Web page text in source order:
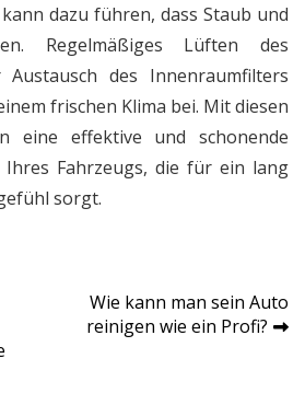
dazu führen, dass Staub und
Regelmäßiges Lüften des
des Innenraumfilters
frischen Klima bei. Mit diesen
eine effektive und schonende
Ihres Fahrzeugs, die für ein lang
sorgt.
Wie kann man sein Auto
reinigen wie ein Profi?